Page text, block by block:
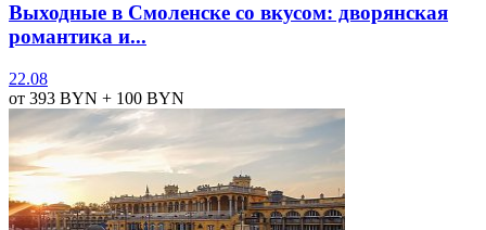
Выходные в Смоленске со вкусом: дворянская
романтика и...
22.08
от 393 BYN + 100 BYN